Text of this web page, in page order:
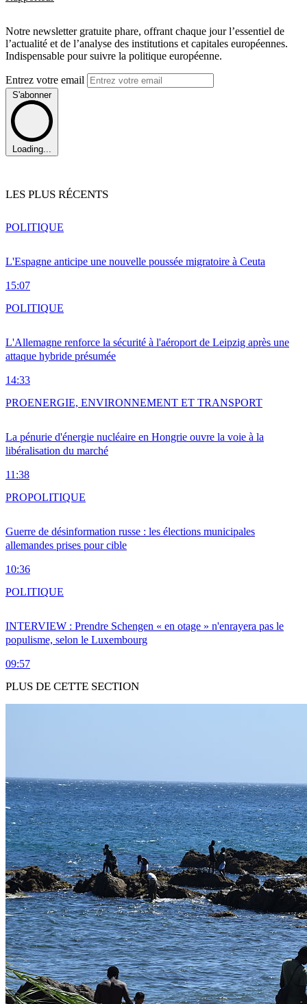
Notre newsletter gratuite phare, offrant chaque jour l’essentiel de
l’actualité et de l’analyse des institutions et capitales européennes.
Indispensable pour suivre la politique européenne.
Entrez votre email
S'abonner
Loading...
LES PLUS RÉCENTS
L'Espagne anticipe une nouvelle poussée migratoire à Ceuta
15:07
POLITIQUE
L'Allemagne renforce la sécurité à l'aéroport de Leipzig après une
attaque hybride présumée
14:33
POLITIQUE
La pénurie d'énergie nucléaire en Hongrie ouvre la voie à la
libéralisation du marché
11:38
PROENERGIE, ENVIRONNEMENT ET TRANSPORT
Guerre de désinformation russe : les élections municipales
allemandes prises pour cible
10:36
PROPOLITIQUE
INTERVIEW : Prendre Schengen « en otage » n'enrayera pas le
populisme, selon le Luxembourg
09:57
POLITIQUE
PLUS DE CETTE SECTION